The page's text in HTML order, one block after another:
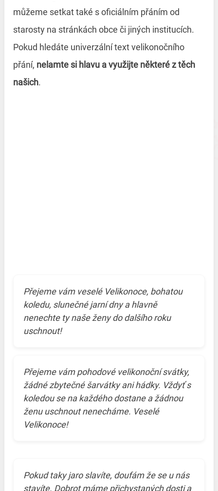
můžeme setkat také s oficiálním přáním od
starosty na stránkách obce či jiných institucích.
Pokud hledáte univerzální text velikonočního
přání, nelamte si hlavu a využijte některé z těch
našich.
Přejeme vám veselé Velikonoce, bohatou
koledu, slunečné jarní dny a hlavně
nenechte ty naše ženy do dalšího roku
uschnout!
Přejeme vám pohodové velikonoční svátky,
žádné zbytečné šarvátky ani hádky. Vždyť s
koledou se na každého dostane a žádnou
ženu uschnout nenecháme. Veselé
Velikonoce!
Pokud taky jaro slavíte, doufám že se u nás
stavíte. Dobrot máme přichystaných dosti a